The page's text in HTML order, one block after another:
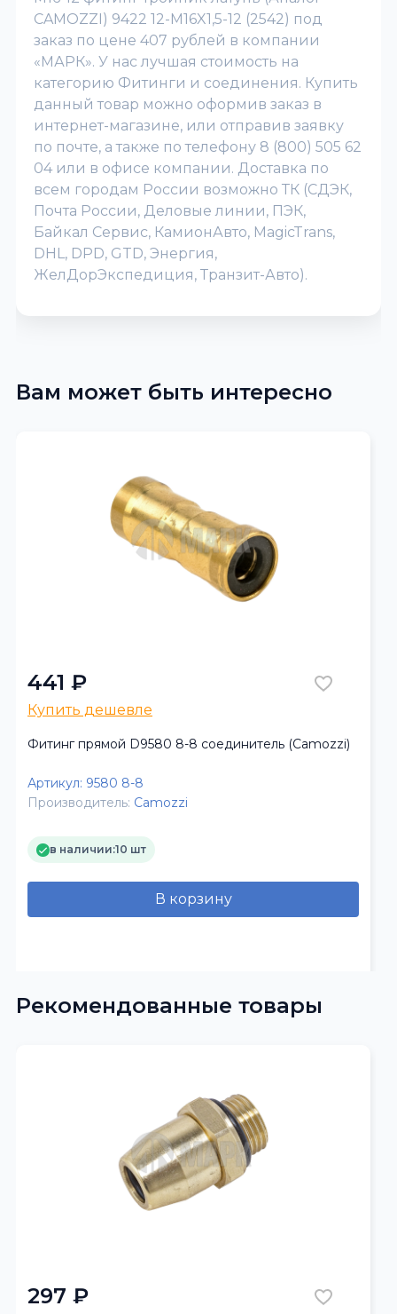
CAMOZZI) 9422 12-M16X1,5-12 (2542) под
заказ по цене 407 рублей в компании
«МАРК». У нас лучшая стоимость на
категорию Фитинги и соединения. Купить
данный товар можно оформив заказ в
интернет-магазине, или отправив заявку
по почте, а также по телефону 8 (800) 505 62
04 или в офисе компании. Доставка по
всем городам России возможно ТК (СДЭК,
Почта России, Деловые линии, ПЭК,
Байкал Сервис, КамионАвто, MagicTrans,
DHL, DPD, GTD, Энергия,
ЖелДорЭкспедиция, Транзит-Авто).
Вам может быть интересно
441 ₽
Купить дешевле
Фитинг прямой D9580 8-8 соединитель (Camozzi)
Артикул: 9580 8-8
Производитель: Camozzi
в наличии:10 шт
В корзину
Рекомендованные товары
297 ₽